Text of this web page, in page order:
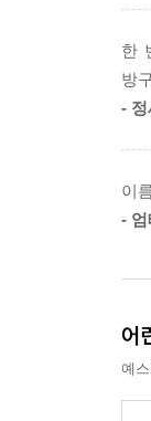
장
기
유
볼
있
사
한
방
-
이
-
어
예